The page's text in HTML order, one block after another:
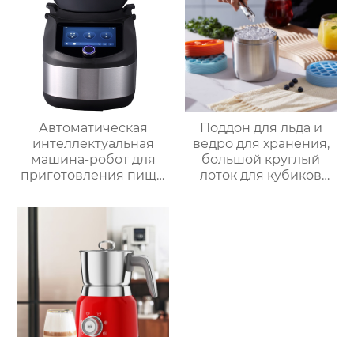
Автоматическая
интеллектуальная
машина-робот для
приготовления пищи
машина для
приготовления
овощей Термомиксер
Поддон для льда и
ведро для хранения,
большой круглый
лоток для кубиков